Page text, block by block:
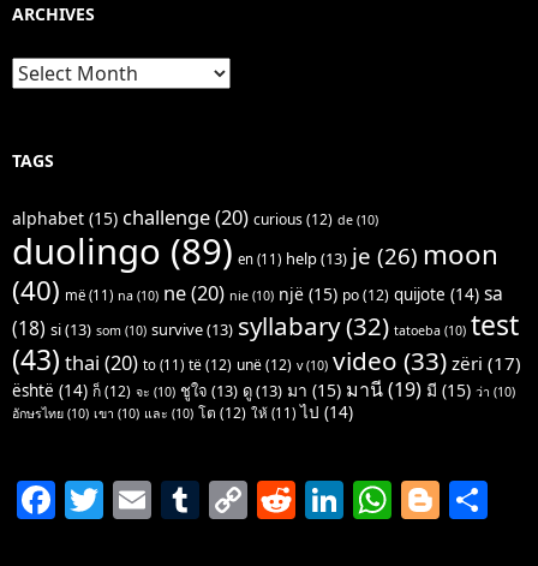
ARCHIVES
Archives
TAGS
alphabet (15) challenge(20) curious(12) de (10)
duolingo (89) en (11) help(13) je (26) moon
(40) më (11) na (10) ne(20) nie (10) një (15) po(12) quijote (14) sa
(18) si(13) som (10) survive(13) syllabary(32) tatoeba (10) test
(43) thai (20) to (11) të(12) unë(12) v(10) video (33) zëri (17)
është (14) ก็(12) จะ (10) ชูใจ (13) ดู(13) มา (15) มานี(19) มี (15) ว่า (10)
อักษรไทย (10) เขา (10) และ (10) โต (12) ให้ (11) ไป (14)
F T E T C R Li W Bl